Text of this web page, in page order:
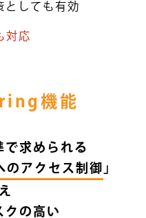
としても有効
対応
機能
で求められる
のアクセス制御 」
クの高い